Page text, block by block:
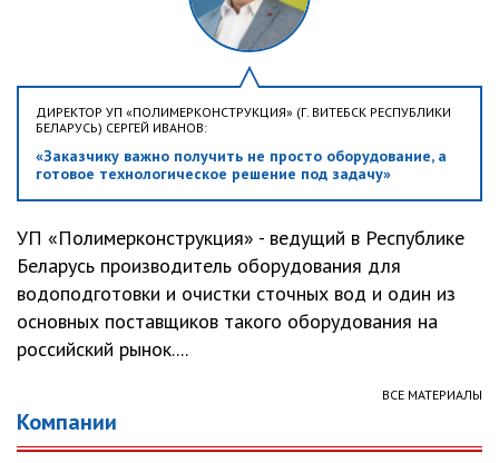
ДИРЕКТОР УП «ПОЛИМЕРКОНСТРУКЦИЯ» (Г. ВИТЕБСК РЕСПУБЛИКИ
БЕЛАРУСЬ) СЕРГЕЙ ИВАНОВ:
«Заказчику важно получить не просто оборудование, а
готовое технологическое решение под задачу»
УП «Полимерконструкция» - ведущий в Республике
Беларусь производитель оборудования для
водоподготовки и очистки сточных вод и один из
основных поставщиков такого оборудования на
российский рынок....
ВСЕ МАТЕРИАЛЫ
Компании